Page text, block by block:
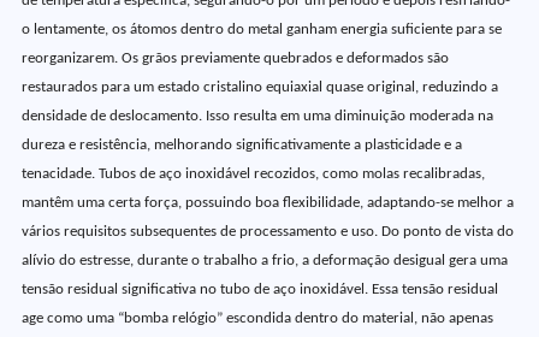
o lentamente, os átomos dentro do metal ganham energia suficiente para se
reorganizarem. Os grãos previamente quebrados e deformados são
restaurados para um estado cristalino equiaxial quase original, reduzindo a
densidade de deslocamento. Isso resulta em uma diminuição moderada na
dureza e resistência, melhorando significativamente a plasticidade e a
tenacidade. Tubos de aço inoxidável recozidos, como molas recalibradas,
mantêm uma certa força, possuindo boa flexibilidade, adaptando-se melhor a
vários requisitos subsequentes de processamento e uso. Do ponto de vista do
alívio do estresse, durante o trabalho a frio, a deformação desigual gera uma
tensão residual significativa no tubo de aço inoxidável. Essa tensão residual
age como uma “bomba relógio” escondida dentro do material, não apenas